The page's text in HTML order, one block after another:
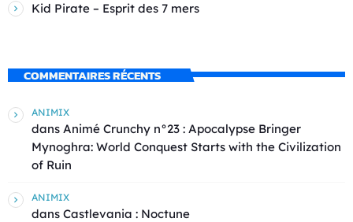
Kid Pirate – Esprit des 7 mers
COMMENTAIRES RÉCENTS
ANIMIX
dans Animé Crunchy n°23 : Apocalypse Bringer
Mynoghra: World Conquest Starts with the Civilization
of Ruin
ANIMIX
dans Castlevania : Noctune